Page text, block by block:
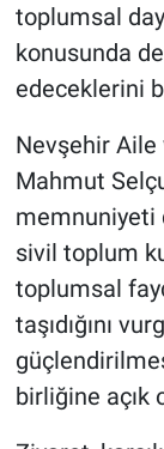
toplumsal
konusunda
edeceklerini
Nevşehir
Mahmut
memnuniyeti
sivil toplum
toplumsal
taşıdığını
birliğine açık